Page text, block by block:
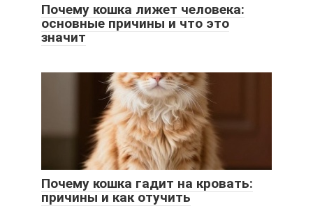
Почему кошка лижет человека:
основные причины и что это
значит
Почему кошка гадит на кровать:
причины и как отучить